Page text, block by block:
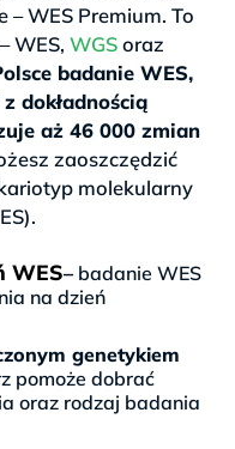
– WES Premium. To
WES, WGSoraz
badanie WES,
dokładnością
aż 46 000 zmian
zaoszczędzić
molekularny
WES– badanie WES
na dzień
genetykiem
pomoże dobrać
oraz rodzaj badania